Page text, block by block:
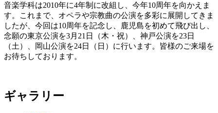
音楽学科は2010年に4年制に改組し、今年10周年を向かえま
す。これまで、オペラや宗教曲の公演を多彩に展開してきま
したが、今回は10周年を記念し、鹿児島を初めて飛び出し、
念願の東京公演を3月21日（木・祝）、神戸公演を23日
（土）、岡山公演を24日（日）に行います。皆様のご来場を
お待ちしております。
ギャラリー